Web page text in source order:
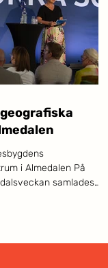
i Almedalen På
samlades
stora delar av landet: